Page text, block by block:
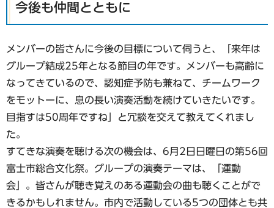
今後も仲間とともに
メンバーの皆さんに今後の目標について伺うと、「来年は
グループ結成25年となる節目の年です。メンバーも高齢に
なってきているので、認知症予防も兼ねて、チームワーク
をモットーに、息の長い演奏活動を続けていきたいです。
目指すは50周年ですね」と冗談を交えて教えてくれまし
た。
すてきな演奏を聴ける次の機会は、6月2日日曜日の第56回
富士市総合文化祭。グループの演奏テーマは、「運動
会」。皆さんが聴き覚えのある運動会の曲も聴くことがで
きるかもしれません。市内で活動している5つの団体とも共